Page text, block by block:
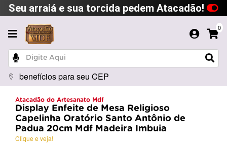
Seu arraiá e sua torcida pedem Atacadão!
0
benefícios para seu CEP
Atacadão do Artesanato Mdf
Display Enfeite de Mesa Religioso
Capelinha Oratório Santo Antônio de
Padua 20cm Mdf Madeira Imbuia
Clique e veja!